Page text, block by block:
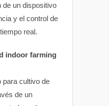
de un dispositivo
y el control de
real.
indoor farming
para cultivo de
de un